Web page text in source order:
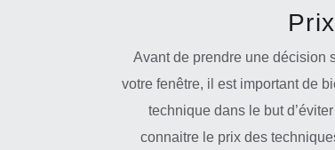
Avant de prendre une décision
votre fenêtre, il est important de
technique dans le but
connaitre le prix des